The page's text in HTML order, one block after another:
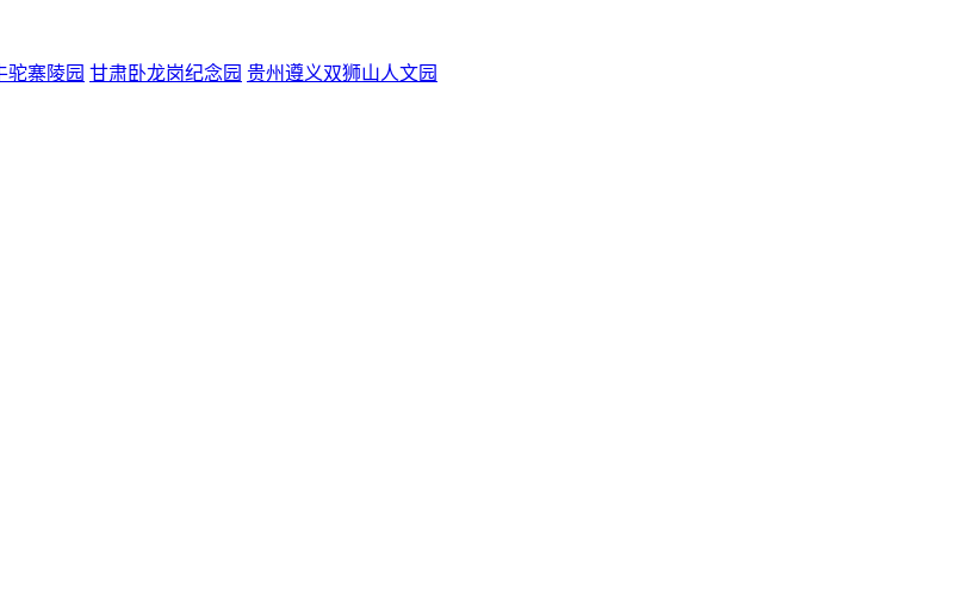
驼寨陵园 甘肃卧龙岗纪念园 贵州遵义双狮山人文园